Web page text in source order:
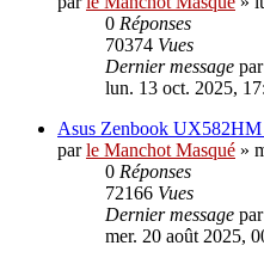
0 Réponses
70374 Vues
Dernier message par
lun. 13 oct. 2025,
Asus Zenbook UX582HM
parle Manchot Masqué »
0 Réponses
72166 Vues
Dernier message par
mer. 20 août 2025,